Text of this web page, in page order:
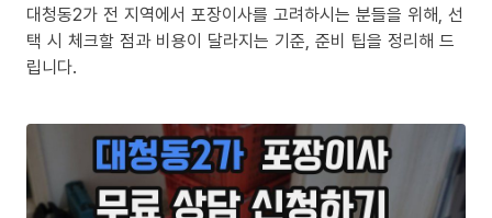
대청동2가 전 지역에서 포장이사를 고려하시는 분들을 위해, 선
택 시 체크할 점과 비용이 달라지는 기준, 준비 팁을 정리해 드
립니다.